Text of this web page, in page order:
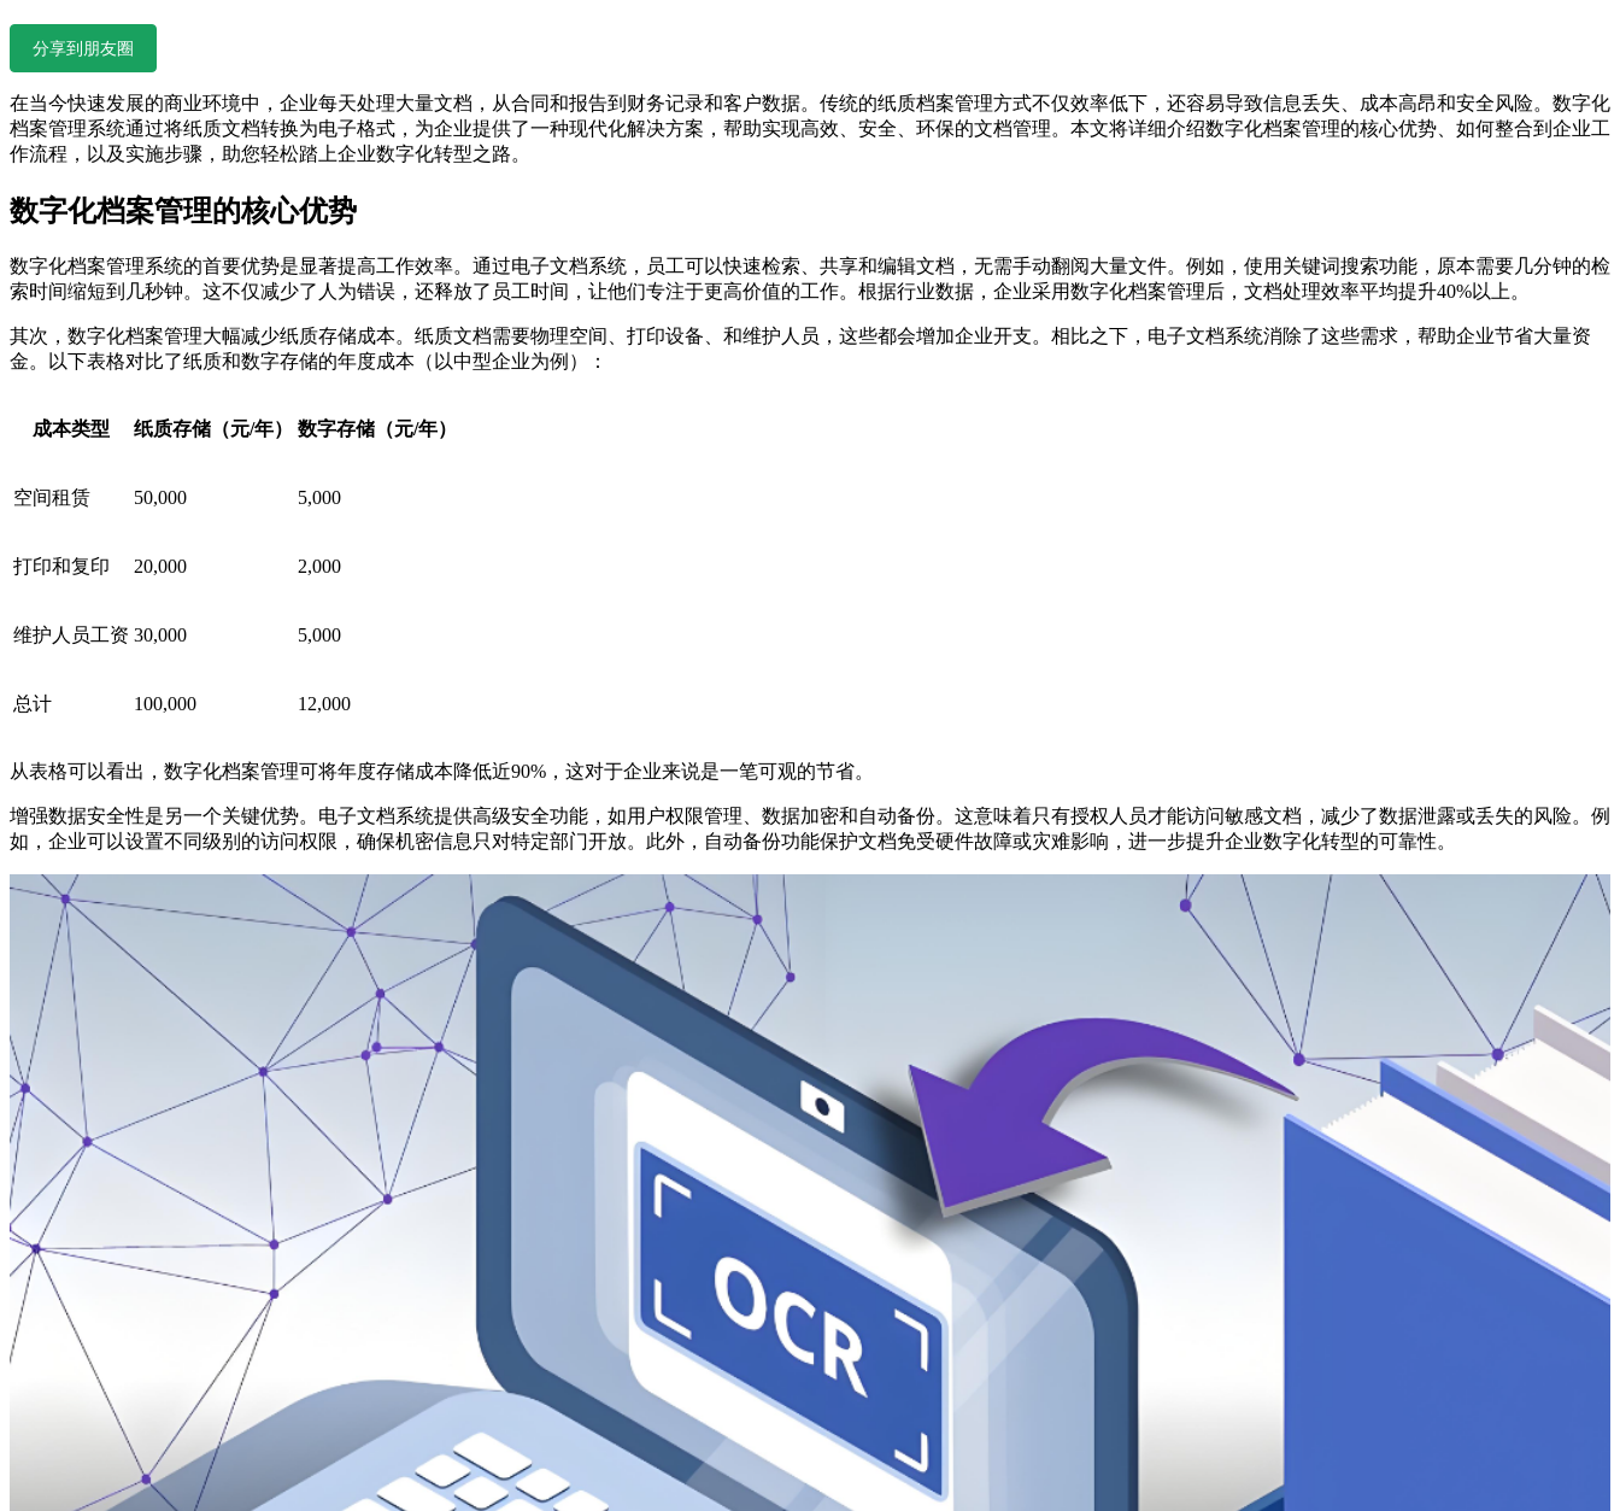
分享到朋友圈
在当今快速发展的商业环境中，企业每天处理大量文档，从合同和报告到财务记录和客户数据。传统的纸质档案管理方式不仅效率低下，还容易导致信息丢失、成本高昂和安全风险。数字化
档案管理系统通过将纸质文档转换为电子格式，为企业提供了一种现代化解决方案，帮助实现高效、安全、环保的文档管理。本文将详细介绍数字化档案管理的核心优势、如何整合到企业工
作流程，以及实施步骤，助您轻松踏上企业数字化转型之路。
数字化档案管理的核心优势
数字化档案管理系统的首要优势是显著提高工作效率。通过电子文档系统，员工可以快速检索、共享和编辑文档，无需手动翻阅大量文件。例如，使用关键词搜索功能，原本需要几分钟的检
索时间缩短到几秒钟。这不仅减少了人为错误，还释放了员工时间，让他们专注于更高价值的工作。根据行业数据，企业采用数字化档案管理后，文档处理效率平均提升40%以上。
其次，数字化档案管理大幅减少纸质存储成本。纸质文档需要物理空间、打印设备、和维护人员，这些都会增加企业开支。相比之下，电子文档系统消除了这些需求，帮助企业节省大量资
金。以下表格对比了纸质和数字存储的年度成本（以中型企业为例）：
成本类型 纸质存储（元/年） 数字存储（元/年）
空间租赁 50,000 5,000
打印和复印 20,000 2,000
维护人员工资 30,000 5,000
总计 100,000 12,000
从表格可以看出，数字化档案管理可将年度存储成本降低近90%，这对于企业来说是一笔可观的节省。
增强数据安全性是另一个关键优势。电子文档系统提供高级安全功能，如用户权限管理、数据加密和自动备份。这意味着只有授权人员才能访问敏感文档，减少了数据泄露或丢失的风险。例
如，企业可以设置不同级别的访问权限，确保机密信息只对特定部门开放。此外，自动备份功能保护文档免受硬件故障或灾难影响，进一步提升企业数字化转型的可靠性。